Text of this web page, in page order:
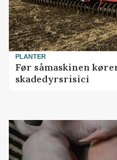
PLANTER
Før såmaskinen
skadedyrsrisici